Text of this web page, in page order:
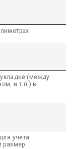
(между
и т.п.) в
учета
размер